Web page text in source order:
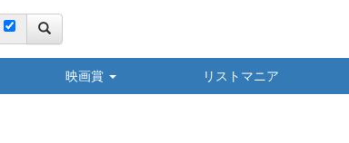
映画賞 リストマニア